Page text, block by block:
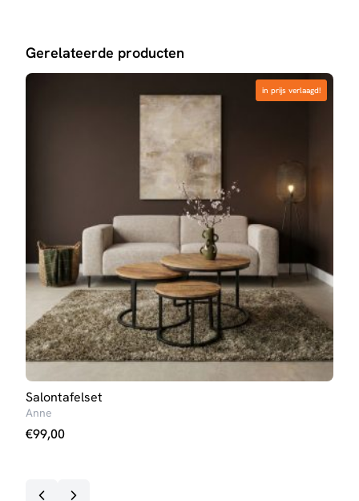
Gerelateerde producten
in prijs verlaagd!
in prijs verlaagd!
Salontafelset
Anne
€99,00